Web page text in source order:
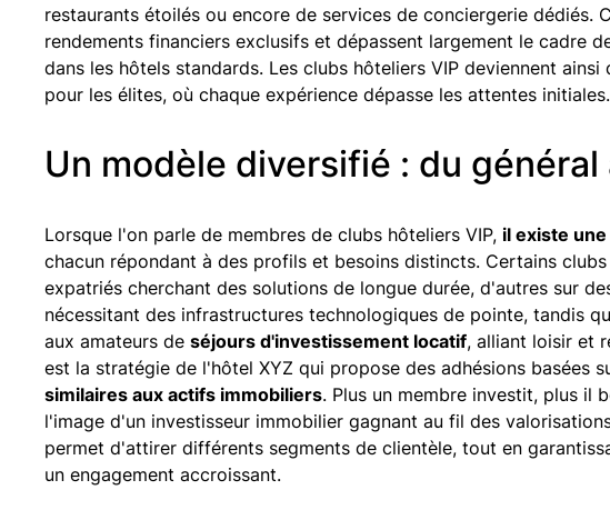
restaurants étoilés ou encore de services de conciergerie dédiés.
rendements financiers exclusifs et dépassent largement le cadre
dans les hôtels standards. Les clubs hôteliers VIP deviennent
pour les élites, où chaque expérience dépasse les attentes initiales.
Un modèle diversifié : du
Lorsque l'on parle de membres de clubs hôteliers VIP, il existe
chacun répondant à des profils et besoins distincts. Certains
expatriés cherchant des solutions de longue durée, d'autres sur
nécessitant des infrastructures technologiques de pointe, tandis
aux amateurs de séjours d'investissement locatif, alliant loisir et
est la stratégie de l'hôtel XYZ qui propose des adhésions basées
similaires aux actifs immobiliers. Plus un membre investit, plus il
l'image d'un investisseur immobilier gagnant au fil des
permet d'attirer différents segments de clientèle, tout en
un engagement accroissant.